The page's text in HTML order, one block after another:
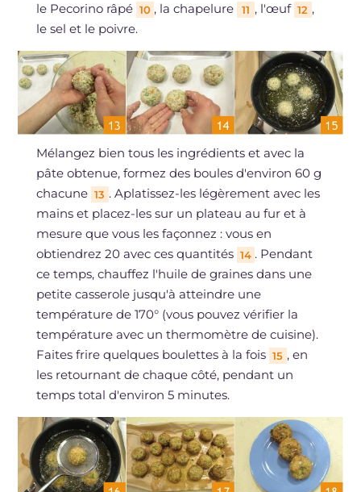
le Pecorino râpé 10 , la chapelure 11 , l'œuf 12 ,
le sel et le poivre.
Mélangez bien tous les ingrédients et avec la
pâte obtenue, formez des boules d'environ 60 g
chacune 13 . Aplatissez-les légèrement avec les
mains et placez-les sur un plateau au fur et à
mesure que vous les façonnez : vous en
obtiendrez 20 avec ces quantités 14 . Pendant
ce temps, chauffez l'huile de graines dans une
petite casserole jusqu'à atteindre une
température de 170° (vous pouvez vérifier la
température avec un thermomètre de cuisine).
Faites frire quelques boulettes à la fois 15 , en
les retournant de chaque côté, pendant un
temps total d'environ 5 minutes.